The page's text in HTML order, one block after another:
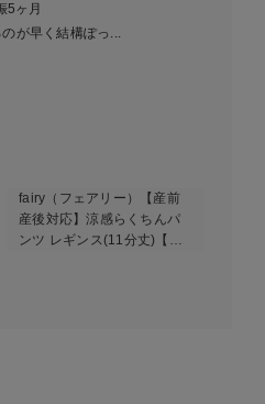
5ヶ月
が早く結構ぽっ...
fairy（フェアリー）【産前
産後対応】涼感らくちんパ
ンツ レギンス(11分丈)【出